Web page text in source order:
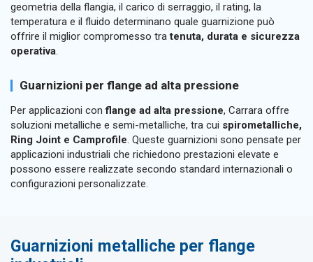
geometria della flangia, il carico di serraggio, il rating, la
temperatura e il fluido determinano quale guarnizione può
offrire il miglior compromesso tratenuta, durata e sicurezza
operativa.
Guarnizioni per flange ad alta pressione
Per applicazioni conflange ad alta pressione, Carrara offre
soluzioni metalliche e semi-metalliche, tra cui spirometalliche,
Ring Joint e Camprofile. Queste guarnizioni sono pensate per
applicazioni industriali che richiedono prestazioni elevate e
possono essere realizzate secondo standard internazionali o
configurazioni personalizzate.
Guarnizioni metalliche per flange